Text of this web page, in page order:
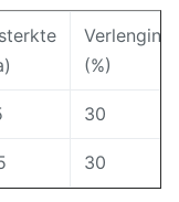
Verlenging
(%)
30
30